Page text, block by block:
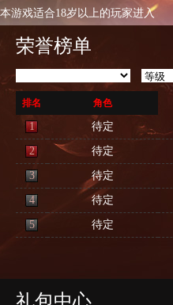
本游戏适合18岁以上的玩家进入
荣誉榜单
排名 角色
1 待定
2 待定
3 待定
4 待定
5 待定